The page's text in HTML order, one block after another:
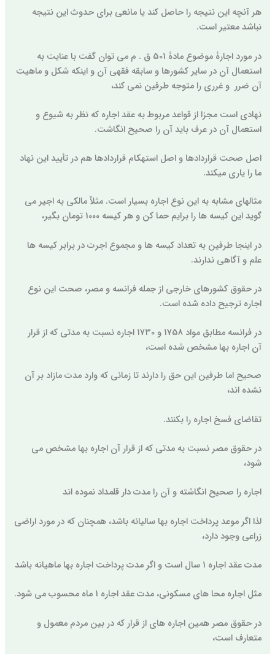
هر آنچه این نتیجه را حاصل کند یا مانعی برای حدوث این نتیجه
نباشد معتیر است.
در مورد اجارۀ موضوع مادۀ 501 ق . م می توان گفت با عنایت به
استعمال آن در سایر کشورها و سابقه فقهی آن و اینکه شکل و ماهیت
آن ضرر و غرری را متوجه طرفین نمی کند،
نهادی است مجزا از قواعد مربوط به عقد اجاره که نظر به شیوع و
استعمال آن در عرف باید آن را صحیح انگاشت.
اصل صحت قراردادها و اصل استهکام قراردادها هم در تأیید این نهاد
ما را یاری میکند.
مثالهای مشابه به این نوع اجاره بسیار است. مثلاً مالکی به اجیر می
گوید این کیسه ها را برایم حما کن و هر کیسه 1000 تومان بگیر،
در اینجا طرفین به تعداد کیسه ها و مجموع اجرت در برابر کیسه ها
علم و آگاهی ندارند.
در حقوق کشورهای خارجی از جمله فرانسه و مصر، صحت این نوع
اجاره ترجیح داده شده است.
در فرانسه مطابق مواد 1758 و 1730 اجاره نسبت به مدتی که از قرار
آن اجاره بها مشخص شده است،
صحیح اما طرفین این حق را دارند تا زمانی که وارد مدت مازاد بر آن
نشده اند،
تقاضای فسخ اجاره را بکنند.
در حقوق مصر نسبت به مدتی که از قرار آن اجاره بها مشخص می
شود،
اجاره را صحیح انگاشته و آن را مدت دار قلمداد نموده اند
لذا اگر موعد پرداخت اجاره بها سالیانه باشد، همچنان که در مورد اراضی
زراعی وجود دارد،
مدت عقد اجاره 1 سال است و اگر مدت پرداخت اجاره بها ماهیانه باشد
مثل اجاره محا های مسکونی، مدت عقد اجاره 1 ماه محسوب می شود.
در حقوق مصر همین اجاره های از قرار که در بین مردم معمول و
متعارف است،